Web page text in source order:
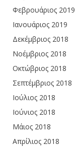
Φεβρουάριος 2019
Ιανουάριος 2019
Δεκέμβριος 2018
Νοέμβριος 2018
Οκτώβριος 2018
Σεπτέμβριος 2018
Ιούλιος 2018
Ιούνιος 2018
Μάιος 2018
Απρίλιος 2018